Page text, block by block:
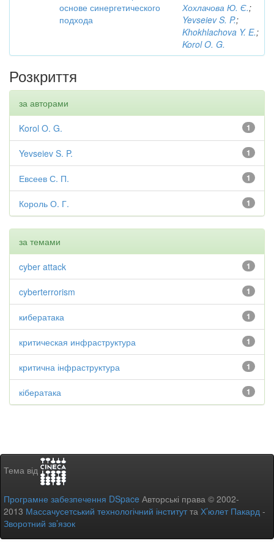
основе синергетического
подхода
Хохлачова Ю. Є.;
Yevseiev S. P.;
Khokhlachova Y. E.;
Korol O. G.
Розкриття
за авторами
1
Korol O. G.
1
Yevseiev S. P.
1
Евсеев С. П.
1
Король О. Г.
за темами
1
cyber attack
1
cyberterrorism
1
кибератака
1
критическая инфраструктура
1
критична інфраструктура
1
кібератака
Тема від
Програмне забезпечення DSpace Авторські права © 2002-
2013 Массачусетський технологічний інститутта Х’юлет Пакард -
Зворотний зв’язок